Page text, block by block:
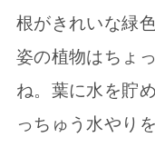
根がきれいな緑
姿の植物はちょ
ね。葉に水を貯
っちゅう水やり